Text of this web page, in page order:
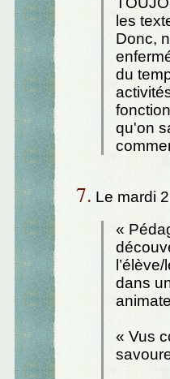
les
Donc,
du
qu'on
7. Le mardi
«
dans
« Vus